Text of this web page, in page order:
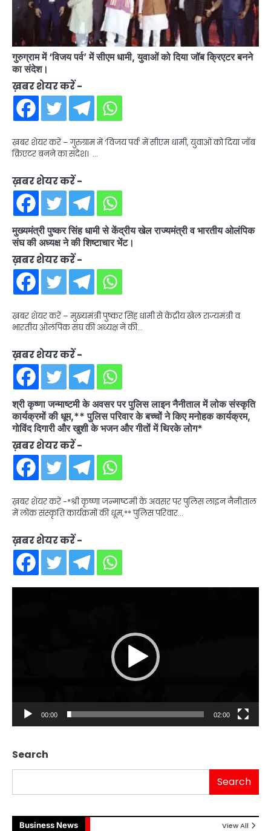
गुरुग्राम में ‘विजय पर्व’ में सीएम धामी, युवाओं को दिया जॉब क्रिएटर बनने
का संदेश।
ख़बर शेयर करें -
ख़बर शेयर करें – गुरुग्राम में ‘विजय पर्व’ में सीएम धामी, युवाओं को दिया जॉब
क्रिएटर बनने का संदेश। …
ख़बर शेयर करें -
मुख्यमंत्री पुष्कर सिंह धामी से केंद्रीय खेल राज्यमंत्री व भारतीय ओलंपिक
संघ की अध्यक्ष ने की शिष्टाचार भेंट।
ख़बर शेयर करें -
ख़बर शेयर करें – मुख्यमंत्री पुष्कर सिंह धामी से केंद्रीय खेल राज्यमंत्री व
भारतीय ओलंपिक संघ की अध्यक्ष ने की…
ख़बर शेयर करें -
श्री कृष्णा जन्माष्टमी के अवसर पर पुलिस लाइन नैनीताल में लोक संस्कृति
कार्यक्रमों की धूम,** पुलिस परिवार के बच्चों ने किए मनोहक कार्यक्रम,
गोविंद दिगारी और खुशी के भजन और गीतों में थिरके लोग*
ख़बर शेयर करें -
ख़बर शेयर करें -*श्री कृष्णा जन्माष्टमी के अवसर पर पुलिस लाइन नैनीताल
में लोक संस्कृति कार्यक्रमों की धूम,** पुलिस परिवार…
ख़बर शेयर करें -
00:00 02:00
Search
Search
Business News View All